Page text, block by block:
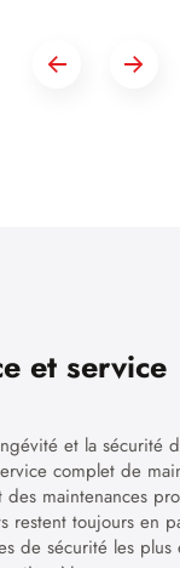
et service
et la sécurité
complet de
maintenances
restent toujours en
de sécurité les plus